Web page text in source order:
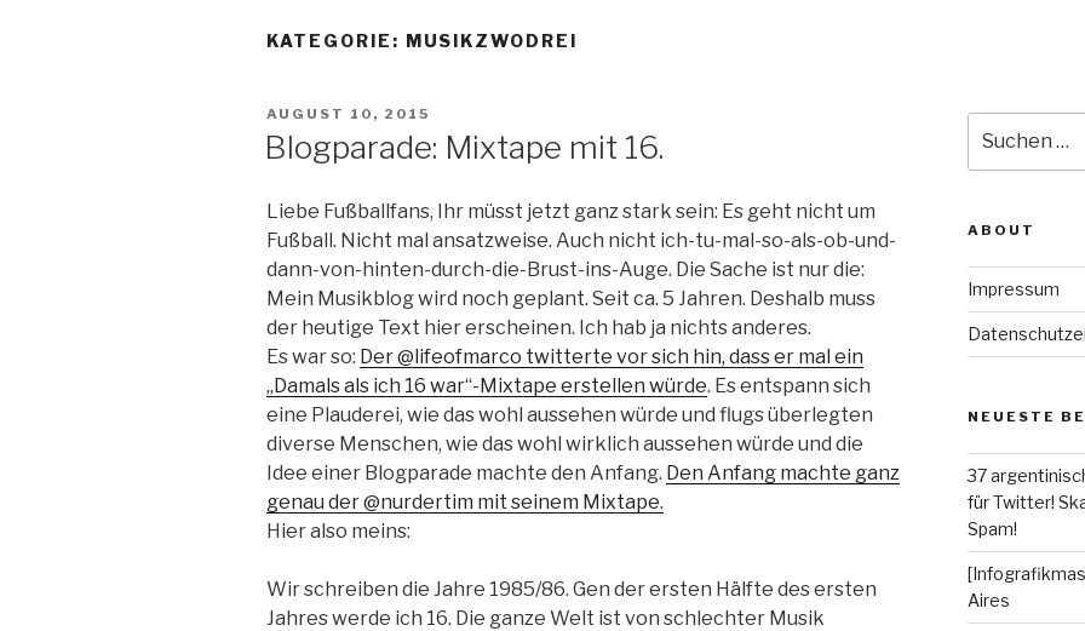
KATEGORIE: MUSIKZWODREI
VERÖFFENTLICHT
AUGUST 10, 2015
Blogparade: Mixtape mit 16.
Liebe Fußballfans, Ihr müsst jetzt ganz stark sein: Es geht nicht um
Fußball. Nicht mal ansatzweise. Auch nicht ich-tu-mal-so-als-ob-und-
dann-von-hinten-durch-die-Brust-ins-Auge. Die Sache ist nur die:
Mein Musikblog wird noch geplant. Seit ca. 5 Jahren. Deshalb muss
der heutige Text hier erscheinen. Ich hab ja nichts anderes.
Es war so: Der @lifeofmarco twitterte vor sich hin, dass er mal ein
„Damals als ich 16 war“-Mixtape erstellen würde. Es entspann sich
eine Plauderei, wie das wohl aussehen würde und flugs überlegten
diverse Menschen, wie das wohl wirklich aussehen würde und die
Idee einer Blogparade machte den Anfang. Den Anfang machte ganz
genau der @nurdertim mit seinem Mixtape.
Hier also meins:
Wir schreiben die Jahre 1985/86. Gen der ersten Hälfte des ersten
Jahres werde ich 16. Die ganze Welt ist von schlechter Musik
nach:
ABOUT
Impressum
NEUESTE
37
für Twitter!
Spam!
Aires